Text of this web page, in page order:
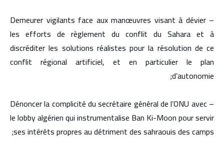
– Demeurer vigilants face aux manœuvres visant à dévier
les efforts de règlement du conflit du Sahara et à
discréditer les solutions réalistes pour la résolution de ce
conflit régional artificiel, et en particulier le plan
d’autonomie;
– Dénoncer la complicité du secrétaire général de l’ONU avec
le lobby algérien qui instrumentalise Ban Ki-Moon pour servir
ses intérêts propres au détriment des sahraouis des camps;